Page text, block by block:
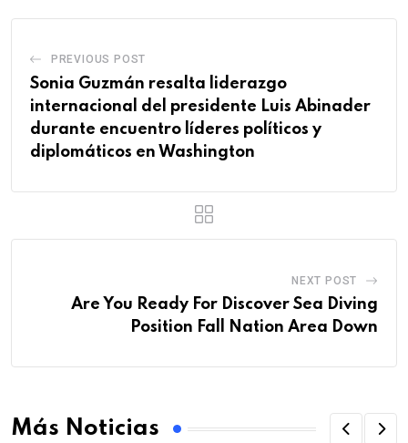
PREVIOUS POST
Sonia Guzmán resalta liderazgo
internacional del presidente Luis Abinader
durante encuentro líderes políticos y
diplomáticos en Washington
NEXT POST
Are You Ready For Discover Sea Diving
Position Fall Nation Area Down
Más Noticias